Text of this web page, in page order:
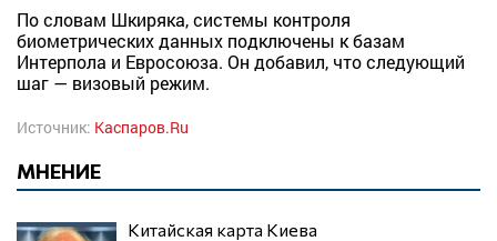
По словам Шкиряка, системы контроля
биометрических данных подключены к базам
Интерпола и Евросоюза. Он добавил, что следующий
шаг — визовый режим.
Источник: Каспаров.Ru
МНЕНИЕ
Китайская карта Киева